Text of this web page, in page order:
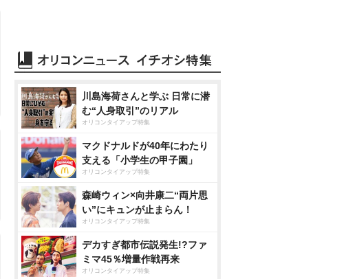
川島海荷さんと学ぶ 日常に潜
む“人身取引”のリアル
オリコンタイアップ特集
マクドナルドが40年にわたり
支える「小学生の甲子園」
オリコンタイアップ特集
森崎ウィン×向井康二“両片思
い”にキュンが止まらん！
オリコンタイアップ特集
デカすぎ都市伝説発生!?ファ
ミマ45％増量作戦再来
オリコンタイアップ特集